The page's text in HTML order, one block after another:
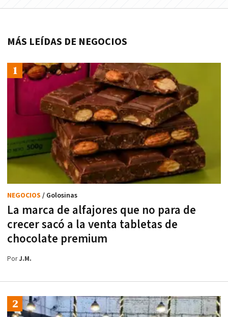
MÁS LEÍDAS DE NEGOCIOS
La marca de alfajores que no para de
crecer sacó a la venta tabletas de
chocolate premium
NEGOCIOS / Golosinas
PorJ.M.